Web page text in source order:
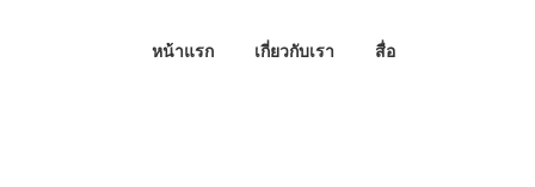
หน้าแรก เกี่ยวกับเรา สื่อ